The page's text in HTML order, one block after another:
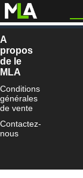
Redirection vers le
Si vous n'êtes pas
A
propos
de le
MLA
Conditions
générales
de vente
Contactez-
nous